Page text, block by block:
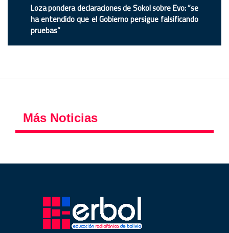
Loza pondera declaraciones de Sokol sobre Evo: “se
ha entendido que el Gobierno persigue falsificando
pruebas”
Más Noticias